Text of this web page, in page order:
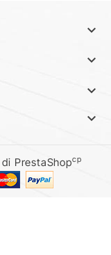




PrestaShopcp